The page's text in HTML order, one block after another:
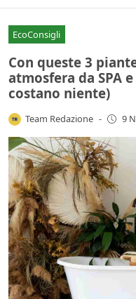
EcoConsigli
Con queste 3
atmosfera da SPA
costano niente)
Team Redazione - 9